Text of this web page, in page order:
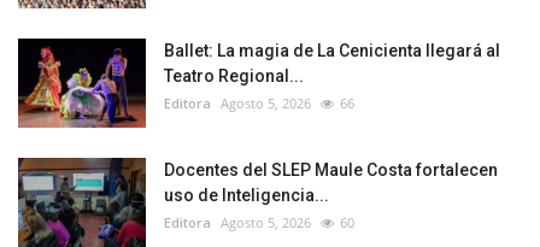
Ballet: La magia de La Cenicienta llegará al
Teatro Regional...
Editora Agosto 5, 2026 66
Docentes del SLEP Maule Costa fortalecen
uso de Inteligencia...
Editora Agosto 5, 2026 60